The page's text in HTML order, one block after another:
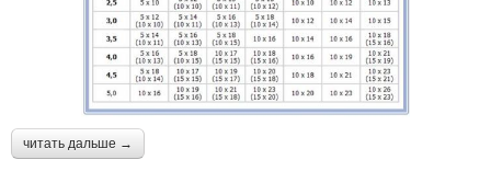
читать дальше →